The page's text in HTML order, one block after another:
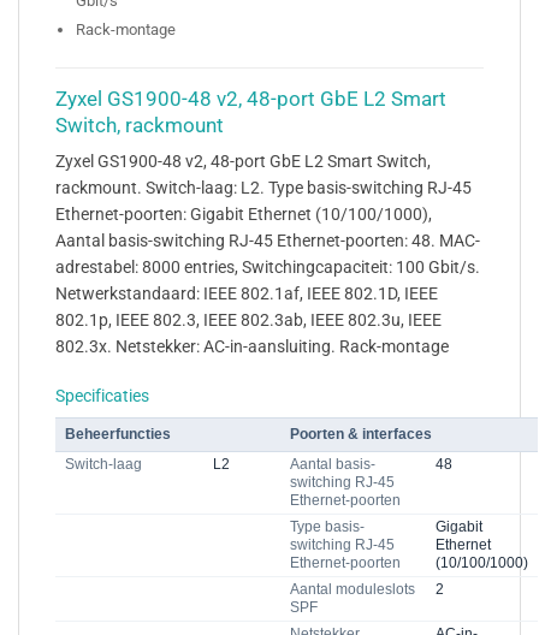
Rack-montage
Zyxel GS1900-48 v2, 48-port GbE L2 Smart
Switch, rackmount
Zyxel GS1900-48 v2, 48-port GbE L2 Smart Switch,
rackmount. Switch-laag: L2. Type basis-switching RJ-45
Ethernet-poorten: Gigabit Ethernet (10/100/1000),
Aantal basis-switching RJ-45 Ethernet-poorten: 48. MAC-
adrestabel: 8000 entries, Switchingcapaciteit: 100 Gbit/s.
Netwerkstandaard: IEEE 802.1af, IEEE 802.1D, IEEE
802.1p, IEEE 802.3, IEEE 802.3ab, IEEE 802.3u, IEEE
802.3x. Netstekker: AC-in-aansluiting. Rack-montage
Specificaties
Beheerfuncties
Poorten & interfaces
Switch-laag
L2
Aantal basis-
switching RJ-45
Ethernet-poorten
48
Type basis-
switching RJ-45
Ethernet-poorten
Gigabit
Ethernet
(10/100/1000)
Aantal moduleslots
SPF
2